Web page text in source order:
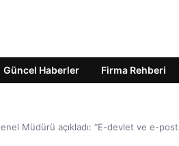
Güncel Haberler Firma Rehberi
Müdürü açıkladı: “E-devlet ve e-